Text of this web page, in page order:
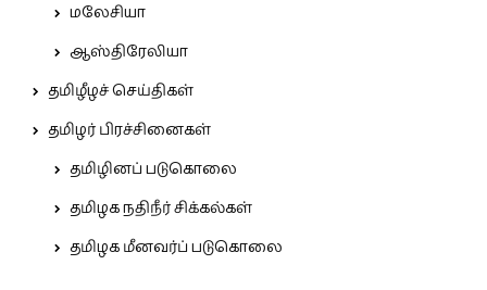
மலேசியா
ஆஸ்திரேலியா
தமிழீழச் செய்திகள்
தமிழர் பிரச்சினைகள்
தமிழினப் படுகொலை
தமிழக நதிநீர் சிக்கல்கள்
தமிழக மீனவர்ப் படுகொலை